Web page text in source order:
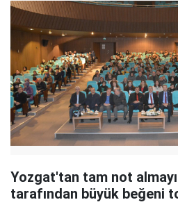
Yozgat'tan tam not
tarafından büyük beğeni